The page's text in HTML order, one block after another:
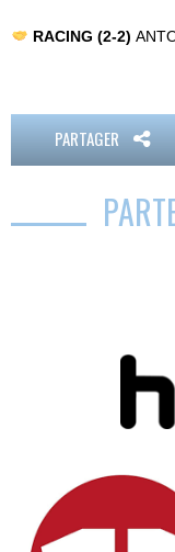
RACING (2-2)
PARTAGER